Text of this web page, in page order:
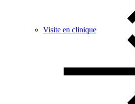
Visite en clinique